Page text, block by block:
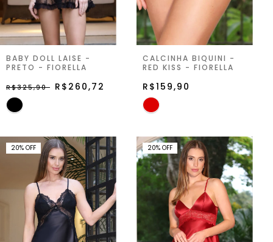
BABY DOLL LAISE -
PRETO - FIORELLA
R$325,90 R$260,72
CALCINHA BIQUINI -
RED KISS - FIORELLA
R$159,90
20% OFF 20% OFF